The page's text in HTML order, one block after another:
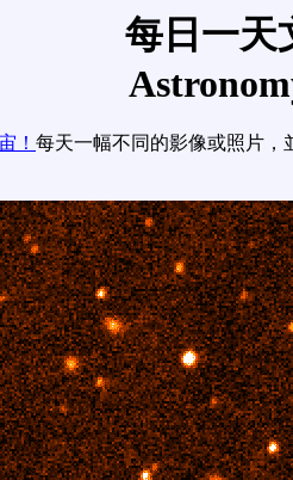
每日一天
！ 每天一幅不同的影像或照片，